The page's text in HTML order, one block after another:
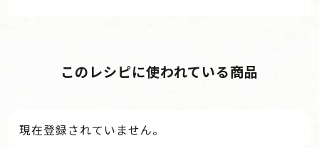
このレシピに使われている商品
現在登録されていません。